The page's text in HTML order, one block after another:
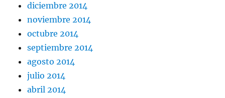
diciembre 2014
noviembre 2014
octubre 2014
septiembre 2014
agosto 2014
julio 2014
abril 2014